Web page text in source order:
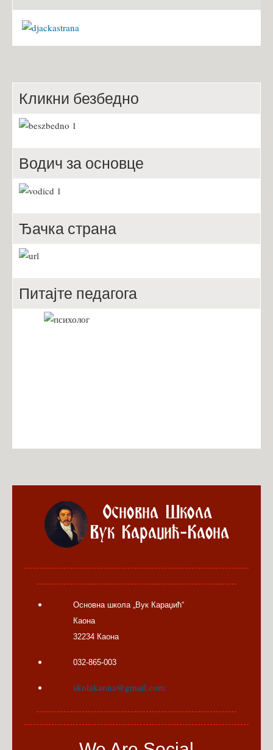
Кликни безбедно
Водич за основце
Ђачка страна
Питајте педагога
Основна школа „Вук Караџић“
Каона
32234 Каона
032-865-003
skolakaona@gmail.com